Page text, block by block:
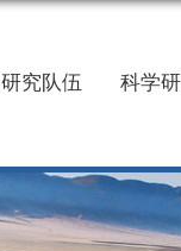
研究队伍 科学